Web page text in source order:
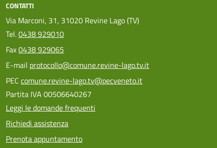
CONTATTI
Via Marconi, 31, 31020 Revine Lago (TV)
Tel.0438 929010
Fax0438 929065
E-mail protocollo@comune.revine-lago.tv.it
PEC comune.revine-lago.tv@pecveneto.it
Partita IVA 00506640267
Leggi le domande frequenti
Richiedi assistenza
Prenota appuntamento